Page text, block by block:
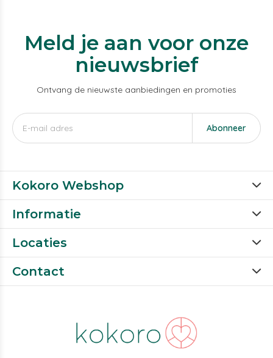
Meld je aan voor onze
nieuwsbrief
Ontvang de nieuwste aanbiedingen en promoties
Abonneer
Kokoro Webshop
Informatie
Locaties
Contact